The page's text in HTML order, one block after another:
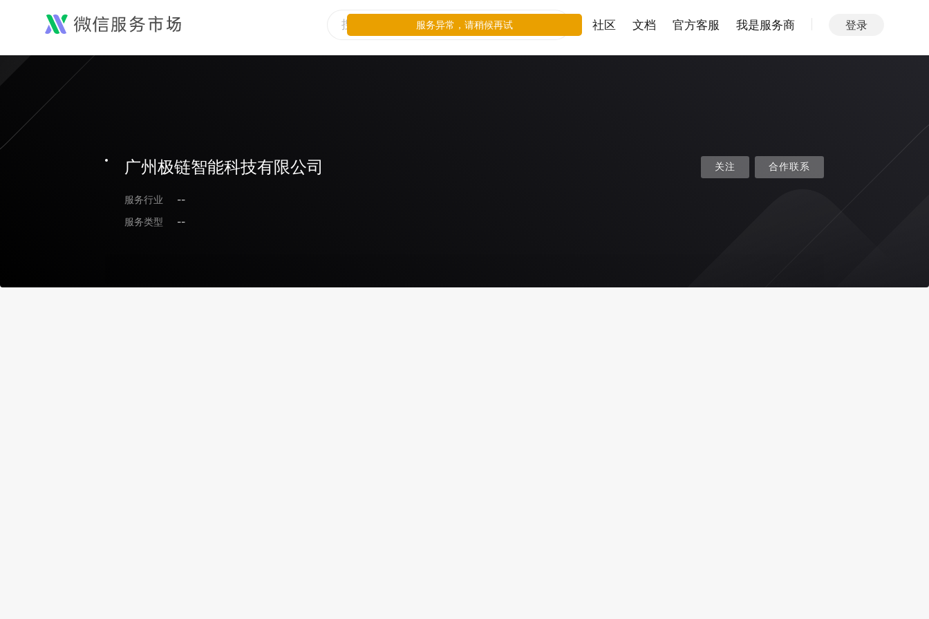
社区 文档 官方客服 我是服务商 登录
广州极链智能科技有限公司
服务行业
--
服务类型
--
关注 合作联系
服务异常，请稍候再试